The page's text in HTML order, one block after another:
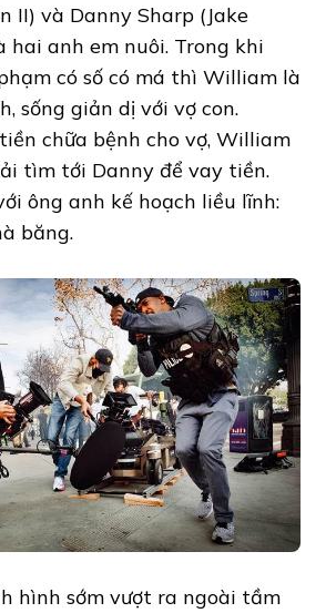
II) và Danny Sharp (Jake
hai anh em nuôi. Trong khi
có số có má thì William là
sống giản dị với vợ con.
chữa bệnh cho vợ, William
tìm tới Danny để vay tiền.
ông anh kế hoạch liều lĩnh:
băng.
hình sớm vượt ra ngoài tầm